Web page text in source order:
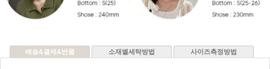
배송&결제&반품 소재별세탁방법 사이즈측정방법